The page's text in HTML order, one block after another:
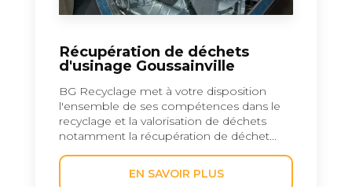
Récupération de déchets
d'usinage Goussainville
BG Recyclage met à votre disposition
l'ensemble de ses compétences dans le
recyclage et la valorisation de déchets
notamment la récupération de déchet...
EN SAVOIR PLUS